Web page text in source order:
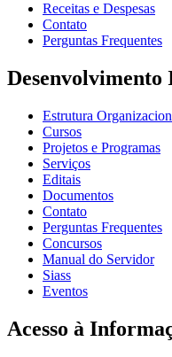
Receitas e Despesas
Contato
Perguntas Frequentes
Estrutura
Cursos
Projetos e Programas
Serviços
Editais
Documentos
Contato
Perguntas Frequentes
Concursos
Manual do Servidor
Siass
Eventos
Acesso à